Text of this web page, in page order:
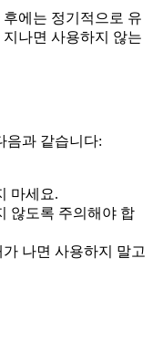
에는 정기적으로 유
나면 사용하지 않는
음과 같습니다:
마세요.
않도록 주의해야 합
나면 사용하지 말고